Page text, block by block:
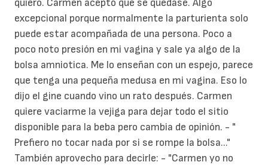
quiero. Carmen aceptó que se quedase. Algo
excepcional porque normalmente la parturienta solo
puede estar acompañada de una persona. Poco a
poco noto presión en mi vagina y sale ya algo de la
bolsa amniotica. Me lo enseñan con un espejo, parece
que tenga una pequeña medusa en mi vagina. Eso lo
dijo el gine cuando vino un rato después. Carmen
quiere vaciarme la vejiga para dejar todo el sitio
disponible para la beba pero cambia de opinión. - "
Prefiero no tocar nada por si se rompe la bolsa..."
También aprovecho para decirle: - "Carmen yo no